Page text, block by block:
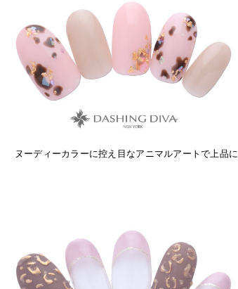
ヌーディーカラーに控え目なアニマルアートで上品に